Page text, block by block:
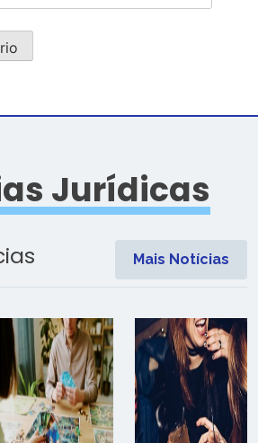
Jurídicas
Mais Notícias